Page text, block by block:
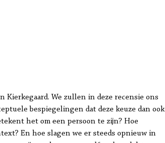
We zullen in deze recensie ons
bespiegelingen dat deze keuze dan ook
het om een persoon te zijn? Hoe
En hoe slagen we er steeds opnieuw in